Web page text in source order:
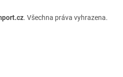
. Všechna práva vyhrazena.